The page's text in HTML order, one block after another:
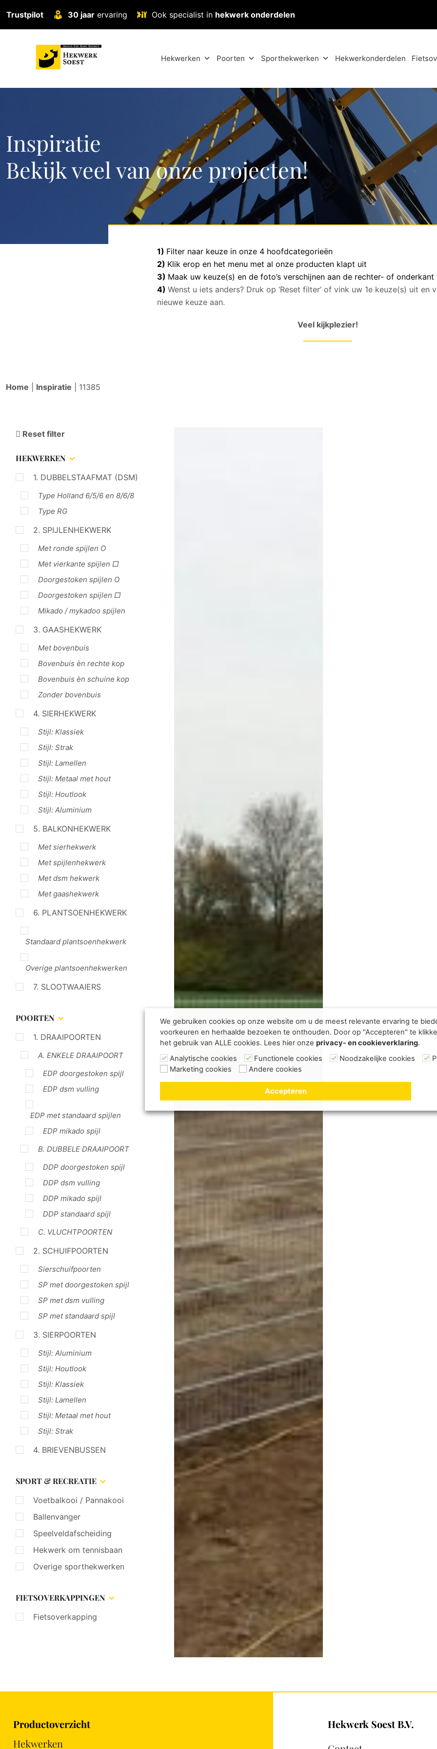
Trustpilot 30 jaar ervaring Ook specialist in hekwerk onderdelen
Hekwerken Poorten Sporthekwerken Hekwerkonderdelen
Inspiratie
Bekijk veel van onze projecten!
1) Filter naar keuze in onze 4 hoofdcategorieën
2) Klik erop en het menu met al onze producten klapt uit
3) Maak uw keuze(s) en de foto’s verschijnen aan de rechter- of onderkant
4) Wenst u iets anders? Druk op ‘Reset filter’ of vink uw 1e keuze(s) uit en
nieuwe keuze aan.
Veel kijkplezier!
Home Inspiratie 11385
Reset filter
HEKWERKEN
1. DUBBELSTAAFMAT (DSM)
Type Holland 6/5/6 en 8/6/8
Type RG
2. SPIJLENHEKWERK
Met ronde spijlen O
Met vierkante spijlen □
Doorgestoken spijlen O
Doorgestoken spijlen □
Mikado / mykadoo spijlen
3. GAASHEKWERK
Met bovenbuis
Bovenbuis èn rechte kop
Bovenbuis èn schuine kop
Zonder bovenbuis
4. SIERHEKWERK
Stijl: Klassiek
Stijl: Strak
Stijl: Lamellen
Stijl: Metaal met hout
Stijl: Houtlook
Stijl: Aluminium
5. BALKONHEKWERK
Met sierhekwerk
Met spijlenhekwerk
Met dsm hekwerk
Met gaashekwerk
6. PLANTSOENHEKWERK
Standaard plantsoenhekwerk
Overige plantsoenhekwerken
7. SLOOTWAAIERS
POORTEN
1. DRAAIPOORTEN
A. ENKELE DRAAIPOORT
EDP doorgestoken spijl
EDP dsm vulling
EDP met standaard spijlen
EDP mikado spijl
B. DUBBELE DRAAIPOORT
DDP doorgestoken spijl
DDP dsm vulling
DDP mikado spijl
DDP standaard spijl
C. VLUCHTPOORTEN
2. SCHUIFPOORTEN
Sierschuifpoorten
SP met doorgestoken spijl
SP met dsm vulling
SP met standaard spijl
3. SIERPOORTEN
Stijl: Aluminium
Stijl: Houtlook
Stijl: Klassiek
Stijl: Lamellen
Stijl: Metaal met hout
Stijl: Strak
4. BRIEVENBUSSEN
SPORT & RECREATIE
Voetbalkooi / Pannakooi
Ballenvanger
Speelveldafscheiding
Hekwerk om tennisbaan
Overige sporthekwerken
FIETSOVERKAPPINGEN
Fietsoverkapping
Productoverzicht
Hekwerken
Hekwerk Soest B.V.
We gebruiken cookies op onze website om u de meest relevante ervaring te
voorkeuren en herhaalde bezoeken te onthouden. Door op "Accepteren" te
het gebruik van ALLE cookies. Lees hier onze privacy- en cookieverklaring.
Analytische cookies
Functionele cookies Noodzakelijke cookies
Marketing cookies
Andere cookies
Accepteren